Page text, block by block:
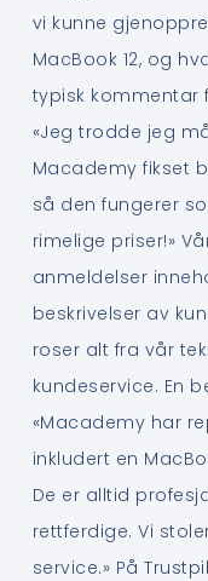
vi kunne
MacBook 12, og
typisk kommentar
«Jeg trodde jeg
Macademy fikset
så den fungerer
rimelige priser!»
anmeldelser
beskrivelser av
roser alt fra vår
kundeservice. En
«Macademy har
inkludert en
De er alltid
rettferdige. Vi
service.» På